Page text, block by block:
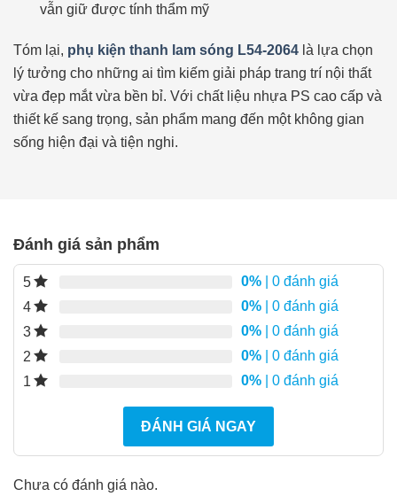
vẫn giữ được tính thẩm mỹ
Tóm lại, phụ kiện thanh lam sóng L54-2064 là lựa chọn
lý tưởng cho những ai tìm kiếm giải pháp trang trí nội thất
vừa đẹp mắt vừa bền bỉ. Với chất liệu nhựa PS cao cấp và
thiết kế sang trọng, sản phẩm mang đến một không gian
sống hiện đại và tiện nghi.
Đánh giá sản phẩm
5 0% | 0 đánh giá
4
0% | 0 đánh giá
3
0% | 0 đánh giá
2
0% | 0 đánh giá
1
0% | 0 đánh giá
ĐÁNH GIÁ NGAY
Chưa có đánh giá nào.